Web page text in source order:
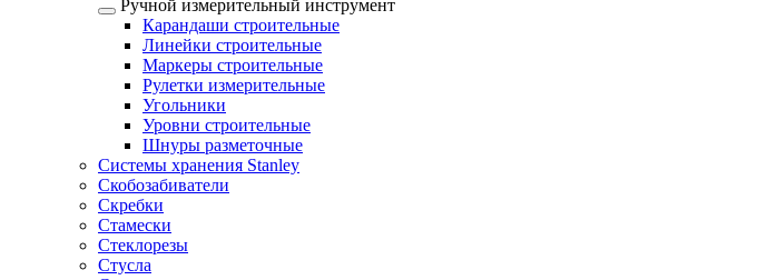
Ручной измерительный инструмент
Карандаши строительные
Линейки строительные
Маркеры строительные
Рулетки измерительные
Угольники
Уровни строительные
Шнуры разметочные
Системы хранения Stanley
Скобозабиватели
Скребки
Стамески
Стеклорезы
Стусла